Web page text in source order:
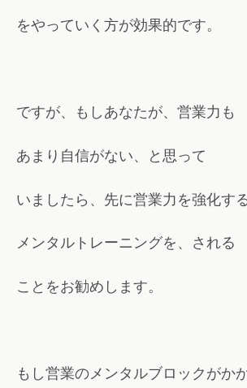
をやっていく方が効果的です。
ですが、もしあなたが、営業力も
あまり自信がない、と思って
いましたら、先に営業力を強化す
メンタルトレーニングを、される
ことをお勧めします。
もし営業のメンタルブロックがか